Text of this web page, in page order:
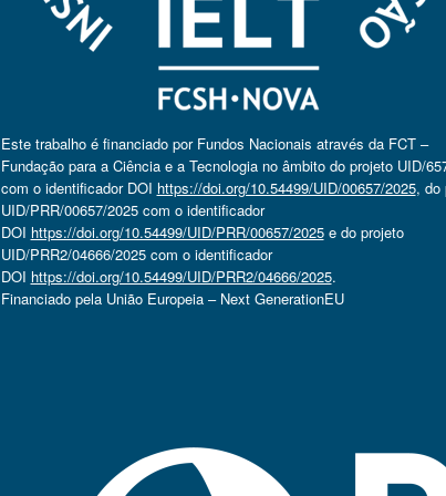
Este trabalho é financiado por Fundos Nacionais através da FCT –
Fundação para a Ciência e a Tecnologia no âmbito do projeto UID/
com o identificador DOI https://doi.org/10.54499/UID/00657/2025, do
UID/PRR/00657/2025 com o identificador
DOI https://doi.org/10.54499/UID/PRR/00657/2025e do projeto
UID/PRR2/04666/2025 com o identificador
DOI https://doi.org/10.54499/UID/PRR2/04666/2025.
Financiado pela União Europeia – Next GenerationEU